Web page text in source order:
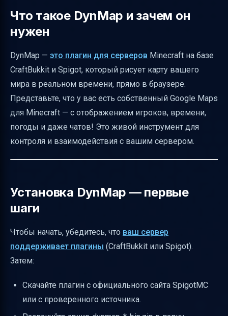
Основные параметры конфигурации в
configuration.txt
Минимальные требования к серверу
Итоговая таблица основных файлов и их
назначение
Полезные ссылки
Что такое DynMap и зачем он
нужен
DynMap — это плагин для серверов Minecraft на базе
CraftBukkit и Spigot, который рисует карту вашего
мира в реальном времени, прямо в браузере.
Представьте, что у вас есть собственный Google Maps
для Minecraft — с отображением игроков, времени,
погоды и даже чатов! Это живой инструмент для
контроля и взаимодействия с вашим сервером.
Установка DynMap — первые
шаги
Чтобы начать, убедитесь, что ваш сервер
поддерживает плагины (CraftBukkit или Spigot).
Затем:
Скачайте плагин с официального сайта SpigotMC
или с проверенного источника.